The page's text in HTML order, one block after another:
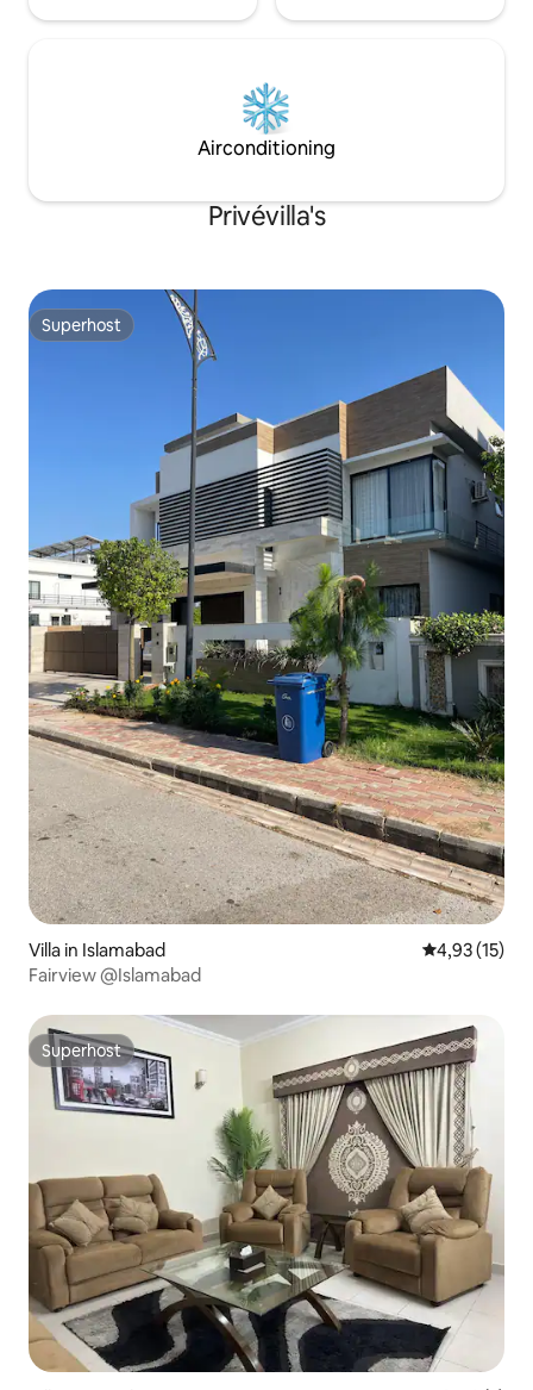
Airconditioning
Privévilla's
Superhost
Superhost
Villa in Islamabad Gemiddelde
4,93 (15)
Fairview @Islamabad
Superhost
Superhost